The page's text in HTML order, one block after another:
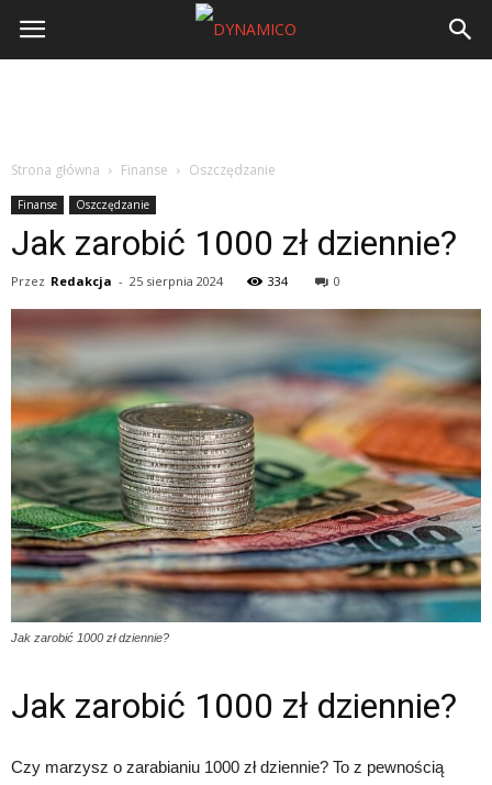
Strona główna Finanse Oszczędzanie
Finanse Oszczędzanie
Jak zarobić 1000 zł dziennie?
Przez Redakcja - 25 sierpnia 2024 334 0
Jak zarobić 1000 zł dziennie?
Jak zarobić 1000 zł dziennie?
Czy marzysz o zarabianiu 1000 zł dziennie? To z pewnością